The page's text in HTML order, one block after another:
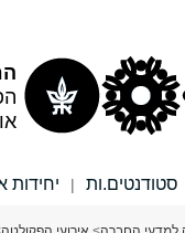
סטודנטים.ות | יחידות